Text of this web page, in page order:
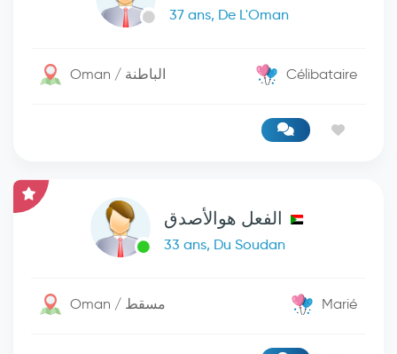
37 ans, De L'Oman
Oman / الباطنة Célibataire
الفعل هوالأصدق
33 ans, Du Soudan
Oman / مسقط Marié